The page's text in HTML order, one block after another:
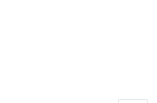
아가야 하는 이야기 속에 삶에 대한 다
내며 함께 실린 다른 소설들을 견인한
듯 이어지는 사건과 사고의 현장이라는
기보다 싸워야 할 때는 싸우며 앞으로
설에서 미래를 향한 단단한 확신으로